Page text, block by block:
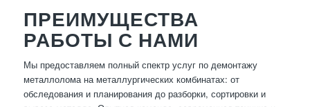
ПРЕИМУЩЕСТВА
РАБОТЫ С НАМИ
Мы предоставляем полный спектр услуг по демонтажу
металлолома на металлургических комбинатах: от
обследования и планирования до разборки, сортировки и